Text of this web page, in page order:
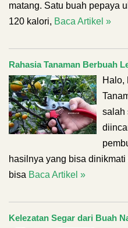
matang. Satu buah pepaya
120 kalori, Baca Artikel »
Rahasia Tanaman Berbuah
Halo,
salah
hasilnya yang bisa
bisa Baca Artikel »
Kelezatan Segar dari Buah